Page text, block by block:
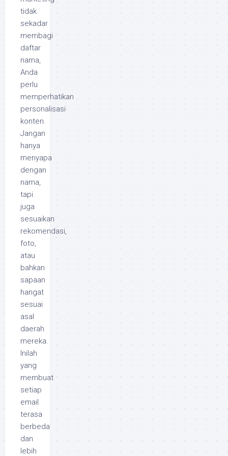
tidak
sekadar
membagi
daftar
nama,
Anda
perlu
memperhatikan
personalisasi
konten.
Jangan
hanya
menyapa
dengan
nama,
tapi
juga
sesuaikan
rekomendasi,
foto,
atau
bahkan
sapaan
hangat
sesuai
asal
daerah
mereka.
Inilah
yang
membuat
setiap
email
terasa
berbeda
dan
lebih